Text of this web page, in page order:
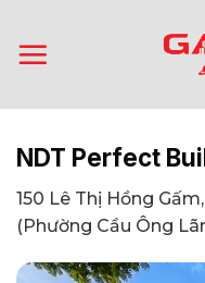
qua
nội
NDT Perfect
150 Lê Thị Hồng
(Phường Cầu Ông